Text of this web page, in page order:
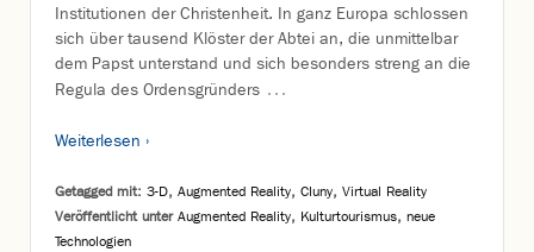
Institutionen der Christenheit. In ganz Europa schlossen
sich über tausend Klöster der Abtei an, die unmittelbar
dem Papst unterstand und sich besonders streng an die
Regula des Ordensgründers …
Weiterlesen ›
Getagged mit: 3-D, Augmented Reality, Cluny, Virtual Reality
Veröffentlicht unter Augmented Reality, Kulturtourismus, neue
Technologien